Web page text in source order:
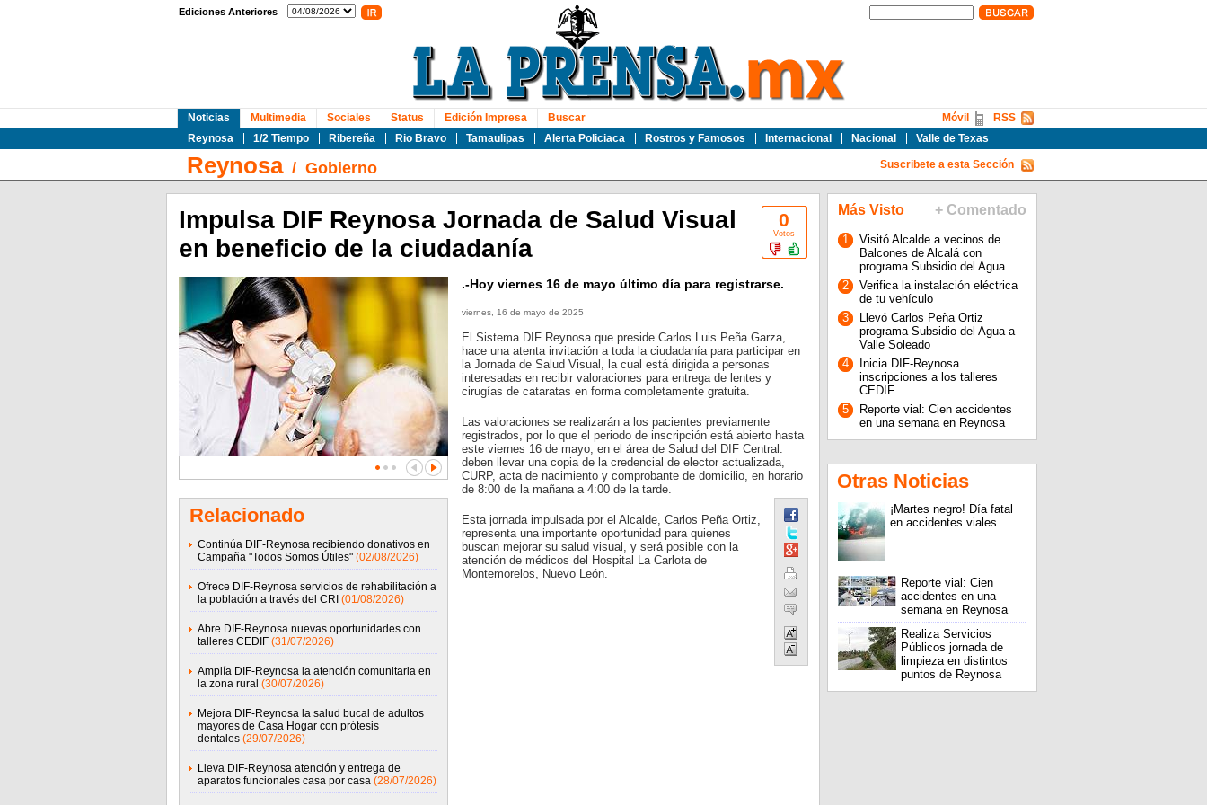
Ediciones Anteriores
Noticias
Reynosa
1/2 Tiempo Ribereña Rio Bravo Tamaulipas Alerta Policiaca Rostros y Famosos Internacional Nacional Valle de Texas
Multimedia Sociales Status Edición Impresa Buscar RSS
Móvil
Reynosa/ Gobierno Suscribete a esta Sección
0
Votos
Impulsa DIF Reynosa Jornada de Salud Visual
en beneficio de la ciudadanía
Relacionado
Continúa DIF-Reynosa recibiendo donativos en
Campaña "Todos Somos Útiles" (02/08/2026)
Ofrece DIF-Reynosa servicios de rehabilitación a
la población a través del CRI (01/08/2026)
Abre DIF-Reynosa nuevas oportunidades con
talleres CEDIF (31/07/2026)
Amplía DIF-Reynosa la atención comunitaria en
la zona rural (30/07/2026)
Mejora DIF-Reynosa la salud bucal de adultos
mayores de Casa Hogar con prótesis
dentales (29/07/2026)
Lleva DIF-Reynosa atención y entrega de
aparatos funcionales casa por casa (28/07/2026)
.-Hoy viernes 16 de mayo último día para registrarse.
viernes, 16 de mayo de 2025
El Sistema DIF Reynosa que preside Carlos Luis Peña Garza,
hace una atenta invitación a toda la ciudadanía para participar en
la Jornada de Salud Visual, la cual está dirigida a personas
interesadas en recibir valoraciones para entrega de lentes y
cirugías de cataratas en forma completamente gratuita.
Las valoraciones se realizarán a los pacientes previamente
registrados, por lo que el periodo de inscripción está abierto hasta
este viernes 16 de mayo, en el área de Salud del DIF Central:
deben llevar una copia de la credencial de elector actualizada,
CURP, acta de nacimiento y comprobante de domicilio, en horario
de 8:00 de la mañana a 4:00 de la tarde.
Esta jornada impulsada por el Alcalde, Carlos Peña Ortiz,
representa una importante oportunidad para quienes
buscan mejorar su salud visual, y será posible con la
atención de médicos del Hospital La Carlota de
Montemorelos, Nuevo León.
Más Visto + Comentado
1
Visitó Alcalde a vecinos de
Balcones de Alcalá con
programa Subsidio del Agua
2
Verifica la instalación eléctrica
de tu vehículo
3
Llevó Carlos Peña Ortiz
programa Subsidio del Agua a
Valle Soleado
4
Inicia DIF-Reynosa
inscripciones a los talleres
CEDIF
5
Reporte vial: Cien accidentes
en una semana en Reynosa
Otras Noticias
¡Martes negro! Día fatal
en accidentes viales
Reporte vial: Cien
accidentes en una
semana en Reynosa
Realiza Servicios
Públicos jornada de
limpieza en distintos
puntos de Reynosa